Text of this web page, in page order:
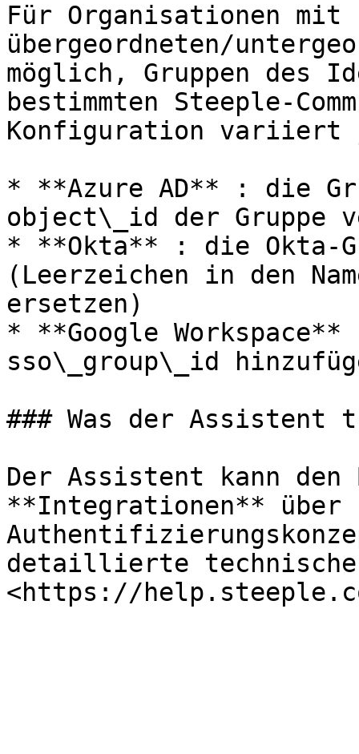
Für Organisationen mit
übergeordneten/
möglich, Gruppen des
bestimmten Steeple-
Konfiguration variiert
* **Azure AD** : die
object\_id der Gruppe
* **Okta** : die Okta-
(Leerzeichen in den
ersetzen)
* **Google
sso\_group\_id
### Was der Assistent
Der Assistent kann
**Integrationen** über
detaillierte